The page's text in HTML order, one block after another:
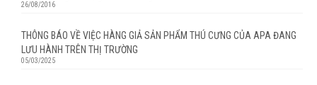
26/08/2016
THÔNG BÁO VỀ VIỆC HÀNG GIẢ SẢN PHẨM THÚ CƯNG CỦA APA ĐANG
LƯU HÀNH TRÊN THỊ TRƯỜNG
05/03/2025